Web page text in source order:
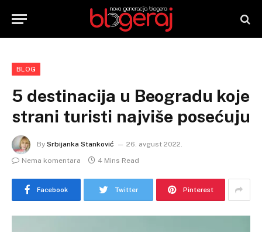
BLOG
5 destinacija u Beogradu koje
strani turisti najviše posećuju
By Srbijanka Stanković
26. avgust 2022.
Nema komentara
4 Mins Read
Facebook Twitter Pinterest